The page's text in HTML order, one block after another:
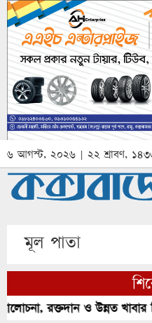
৬ আগস্ট, ২০২৬ | ২২ শ্রাবণ,
মূল পাতা
রক্তদান ও উন্নত খাবার